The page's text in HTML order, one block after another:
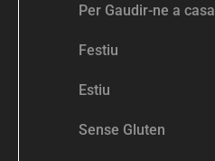
Per Gaudir-ne a casa
Festiu
Estiu
Sense Gluten